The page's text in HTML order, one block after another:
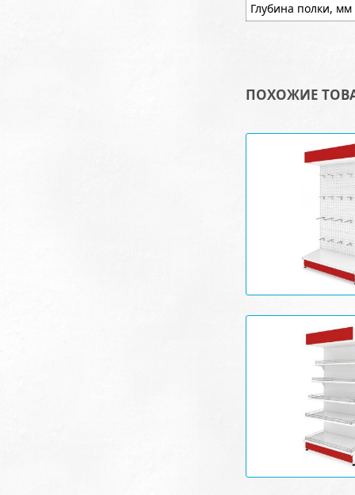
Глубина полки, мм
ПОХОЖИЕ